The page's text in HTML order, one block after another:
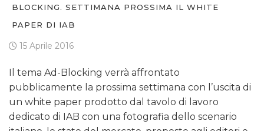
BLOCKING. SETTIMANA PROSSIMA IL WHITE
PAPER DI IAB
15 Aprile 2016
Il tema Ad-Blocking verrà affrontato
pubblicamente la prossima settimana con l’uscita di
un white paper prodotto dal tavolo di lavoro
dedicato di IAB con una fotografia dello scenario